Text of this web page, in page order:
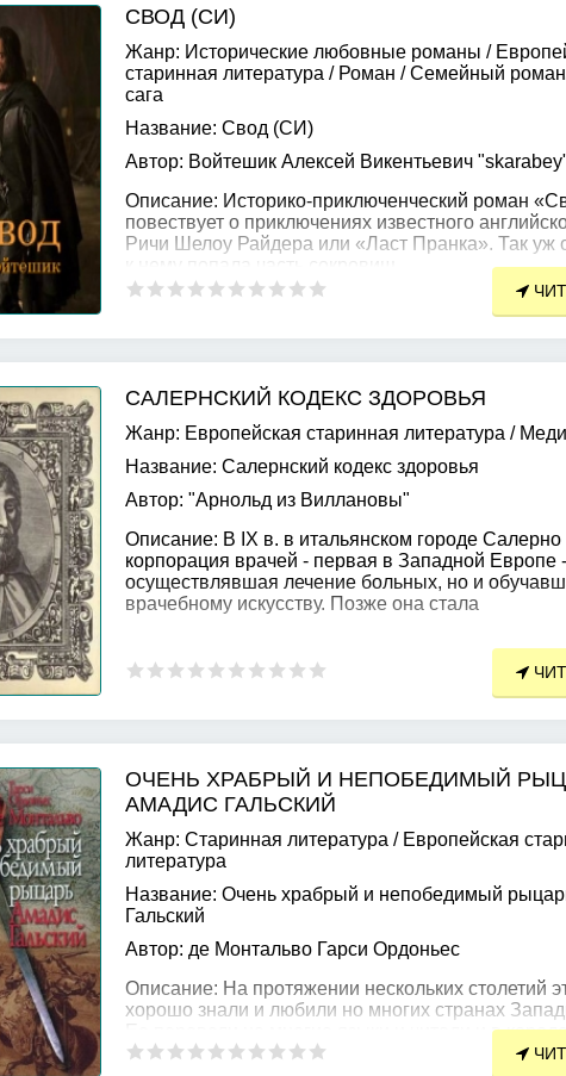
СВОД (СИ)
Жанр: Исторические любовные романы /
старинная литература / Роман /Семейный
сага
Название: Свод (СИ)
Автор: Войтешик Алексей Викентьевич
Описание: Историко-приключенческий роман
повествует о приключениях известного
Ричи Шелоу Райдера или «Ласт Пранка». Так уж
САЛЕРНСКИЙ КОДЕКС ЗДОРОВЬЯ
Жанр: Европейская старинная литература /
Название: Салернский кодекс здоровья
Автор: "Арнольд из Виллановы"
Описание: В IX в. в итальянском городе Салерно
корпорация врачей - первая в Западной Европе
осуществлявшая лечение больных, но и
врачебному искусству. Позже она стала
ОЧЕНЬ ХРАБРЫЙ И НЕПОБЕДИМЫЙ
АМАДИС ГАЛЬСКИЙ
Жанр: Старинная литература / Европейская
литература
Название: Очень храбрый и непобедимый
Гальский
Автор: де Монтальво Гарси Ордоньес
Описание: На протяжении нескольких столетий
хорошо знали и любили но многих странах
Ее перевели на многие языки и читали и в
дворцах, и в домах простых горожан